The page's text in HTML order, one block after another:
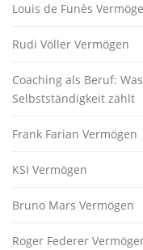
Louis de Funès
Rudi Völler Vermögen
Coaching als Beruf:
Selbstständigkeit zählt
Frank Farian Vermögen
KSI Vermögen
Bruno Mars Vermögen
Roger Federer